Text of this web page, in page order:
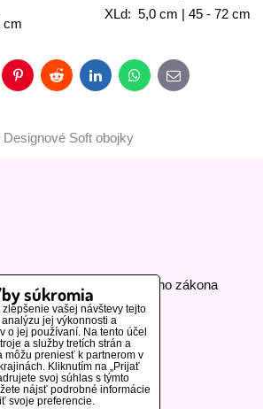
cm
XLd: 5,0 cm | 45 - 72 cm
PinterestReddit LinkedInWhatsApp
E-
mail
Designové Soft obojky
podľa živnostenského zákona
súkromia
vašej návštevy tejto
jej výkonnosti a
o jej používaní. Na tento účel
a služby tretích strán a
môžu preniesť k partnerom v
Kliknutím na „Prijať
svoj súhlas s týmto
nájsť podrobné informácie
svoje preferencie.